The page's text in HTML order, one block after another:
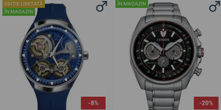
EDIȚIE LIMITATĂ
ÎN MAGAZIN
-8%
ÎN MAGAZIN
-20%